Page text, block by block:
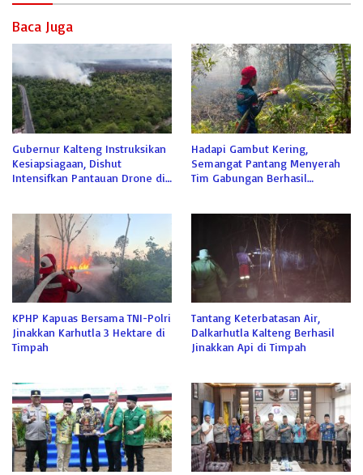
Baca Juga
Gubernur Kalteng Instruksikan
Kesiapsiagaan, Dishut
Intensifkan Pantauan Drone di
Hadapi Gambut Kering,
Semangat Pantang Menyerah
Tim Gabungan Berhasil
KPHP Kapuas Bersama TNI-Polri
Jinakkan Karhutla 3 Hektare di
Timpah
Tantang Keterbatasan Air,
Dalkarhutla Kalteng Berhasil
Jinakkan Api di Timpah